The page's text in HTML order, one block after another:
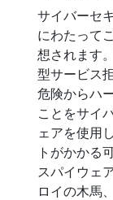
サイバーセ
にわたって
想されます
型サービス
危険からハ
ことをサイ
ェアを使用
トがかかる
スパイウェ
ロイの木馬